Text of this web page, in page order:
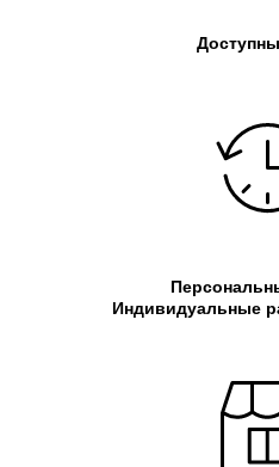
Индивидуальные